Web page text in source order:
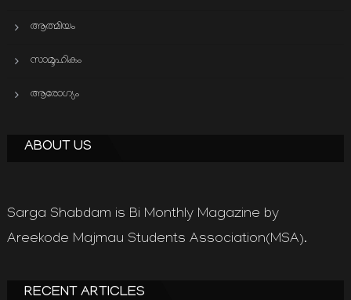
ആത്മിയം
സാമൂഹികം
ആരോഗ്യം
ABOUT US
Sarga Shabdam is Bi Monthly Magazine by
Areekode Majmau Students Association(MSA).
RECENT ARTICLES